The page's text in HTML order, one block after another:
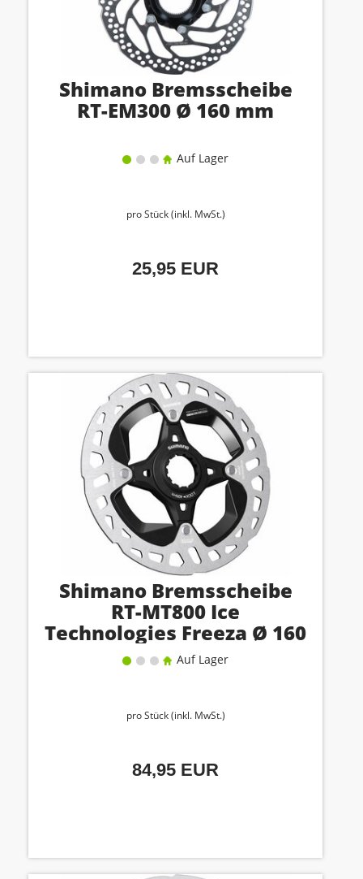
Shimano Bremsscheibe
RT-EM300 Ø 160 mm
Auf Lager
pro Stück (inkl. MwSt.)
25,95 EUR
Shimano Bremsscheibe
RT-MT800 Ice
Technologies Freeza Ø 160
mmAuf Lager
pro Stück (inkl. MwSt.)
84,95 EUR